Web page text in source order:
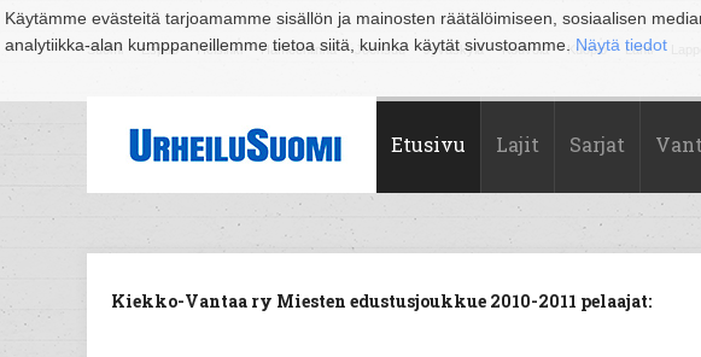
Käytämme evästeitä tarjoamamme sisällön ja mainosten räätälöimiseen, sosiaalisen
analytiikka-alan kumppaneillemme tietoa siitä, kuinka käytät sivustoamme. Näytä tiedot
Suomi Espoo Helsinki Hämeenlinna Joensuu Jyväskylä Kouvola Kuopio Lahti
Etusivu Lajit Sarjat
Kiekko-Vantaa ry Miesten edustusjoukkue 2010-2011 pelaajat: